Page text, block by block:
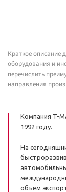
Краткое описание
оборудования и
перечислить
направления
Компания T-
1992 году.
На
объем